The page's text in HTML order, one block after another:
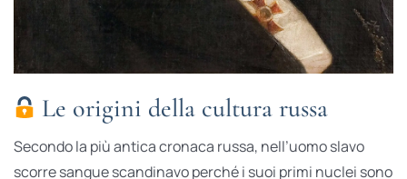
Le origini della cultura russa
Secondo la più antica cronaca russa, nell’uomo slavo
scorre sangue scandinavo perché i suoi primi nuclei sono